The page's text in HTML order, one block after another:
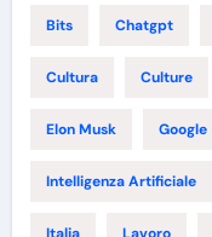
Bits Chatgpt
Cultura Culture
Elon Musk Google
Intelligenza Artificiale